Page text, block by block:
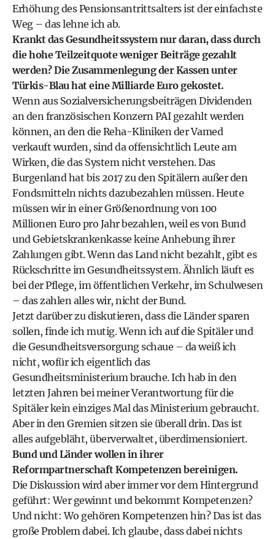
Erhöhung des Pensionsantrittsalters ist der einfachste
Weg – das lehne ich ab.
Krankt das Gesundheitssystem nur daran, dass durch
die hohe Teilzeitquote weniger Beiträge gezahlt
werden? Die Zusammenlegung der Kassen unter
Türkis-Blau hat eine Milliarde Euro gekostet.
Wenn aus Sozialversicherungsbeiträgen Dividenden
an den französischen Konzern PAI gezahlt werden
können, an den die Reha-Kliniken der Vamed
verkauft wurden, sind da offensichtlich Leute am
Wirken, die das System nicht verstehen. Das
Burgenland hat bis 2017 zu den Spitälern außer den
Fondsmitteln nichts dazubezahlen müssen. Heute
müssen wir in einer Größenordnung von 100
Millionen Euro pro Jahr bezahlen, weil es von Bund
und Gebietskrankenkasse keine Anhebung ihrer
Zahlungen gibt. Wenn das Land nicht bezahlt, gibt es
Rückschritte im Gesundheitssystem. Ähnlich läuft es
bei der Pflege, im öffentlichen Verkehr, im Schulwesen
– das zahlen alles wir, nicht der Bund.
Jetzt darüber zu diskutieren, dass die Länder sparen
sollen, finde ich mutig. Wenn ich auf die Spitäler und
die Gesundheitsversorgung schaue – da weiß ich
nicht, wofür ich eigentlich das
Gesundheitsministerium brauche. Ich hab in den
letzten Jahren bei meiner Verantwortung für die
Spitäler kein einziges Mal das Ministerium gebraucht.
Aber in den Gremien sitzen sie überall drin. Das ist
alles aufgebläht, überverwaltet, überdimensioniert.
Bund und Länder wollen in ihrer
Reformpartnerschaft Kompetenzen bereinigen.
Die Diskussion wird aber immer vor dem Hintergrund
geführt: Wer gewinnt und bekommt Kompetenzen?
Und nicht: Wo gehören Kompetenzen hin? Das ist das
große Problem dabei. Ich glaube, dass dabei nichts